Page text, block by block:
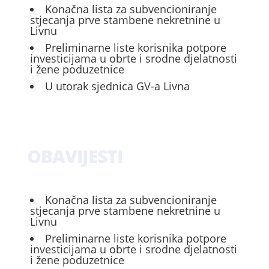
Konačna lista za subvencioniranje
stjecanja prve stambene nekretnine u
Livnu
Preliminarne liste korisnika potpore
investicijama u obrte i srodne djelatnosti
i žene poduzetnice
U utorak sjednica GV-a Livna
Konačna lista za subvencioniranje
stjecanja prve stambene nekretnine u
Livnu
Preliminarne liste korisnika potpore
investicijama u obrte i srodne djelatnosti
i žene poduzetnice